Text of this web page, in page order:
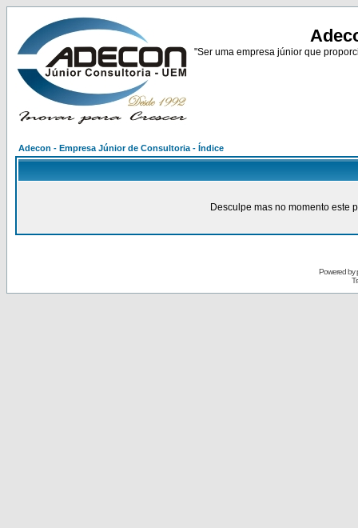
"Ser uma empresa júnior que
Adecon - Empresa Júnior de Consultoria - Índice
Desculpe mas no momento este
Powered by